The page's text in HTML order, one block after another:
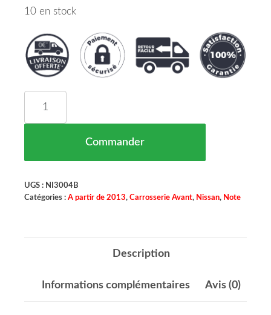
10 en stock
Commander
UGS : NI3004B
Catégories : A partir de 2013, Carrosserie Avant, Nissan, Note
Description
Informations complémentaires Avis (0)